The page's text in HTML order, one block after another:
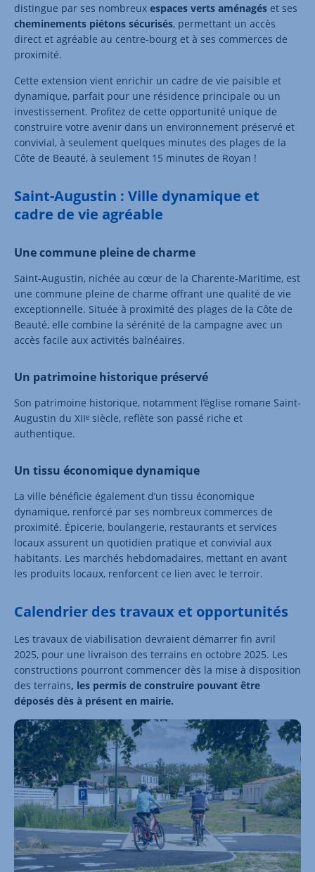
distingue par ses nombreux espaces verts aménagés et ses
cheminements piétons sécurisés, permettant un accès
direct et agréable au centre-bourg et à ses commerces de
proximité.
Cette extension vient enrichir un cadre de vie paisible et
dynamique, parfait pour une résidence principale ou un
investissement. Profitez de cette opportunité unique de
construire votre avenir dans un environnement préservé et
convivial, à seulement quelques minutes des plages de la
Côte de Beauté, à seulement 15 minutes de Royan !
Saint-Augustin : Ville dynamique et
cadre de vie agréable
Une commune pleine de charme
Saint-Augustin, nichée au cœur de la Charente-Maritime, est
une commune pleine de charme offrant une qualité de vie
exceptionnelle. Située à proximité des plages de la Côte de
Beauté, elle combine la sérénité de la campagne avec un
accès facile aux activités balnéaires.
Un patrimoine historique préservé
Son patrimoine historique, notamment l’église romane Saint-
Augustin du XIIᵉ siècle, reflète son passé riche et
authentique.
Un tissu économique dynamique
La ville bénéficie également d’un tissu économique
dynamique, renforcé par ses nombreux commerces de
proximité. Épicerie, boulangerie, restaurants et services
locaux assurent un quotidien pratique et convivial aux
habitants. Les marchés hebdomadaires, mettant en avant
les produits locaux, renforcent ce lien avec le terroir.
Calendrier des travaux et opportunités
Les travaux de viabilisation devraient démarrer fin avril
2025, pour une livraison des terrains en octobre 2025. Les
constructions pourront commencer dès la mise à disposition
des terrains, les permis de construire pouvant être
déposés dès à présent en mairie.